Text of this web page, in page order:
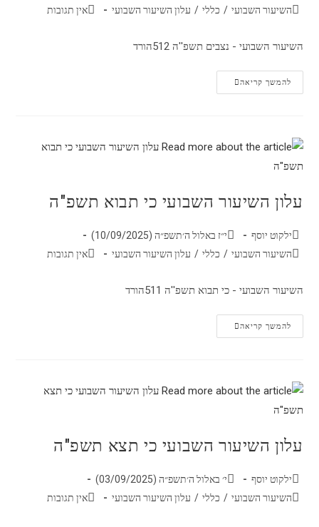
השיעור השבועי / כללי / עלון השיעור השבועי אין תגובות
השיעור השבועי - נצבים תשפ''ה 512הורד
להמשך קריאה
עלון השיעור השבועי כי תבוא תשפ"ה
ילקוט יוסף
י״ז באלול ה׳תשפ״ה (10/09/2025)
השיעור השבועי / כללי / עלון השיעור השבועי אין תגובות
השיעור השבועי - כי תבוא תשפ''ה 511הורד
להמשך קריאה
עלון השיעור השבועי כי תצא תשפ"ה
ילקוט יוסף
י׳ באלול ה׳תשפ״ה (03/09/2025)
השיעור השבועי / כללי / עלון השיעור השבועי אין תגובות